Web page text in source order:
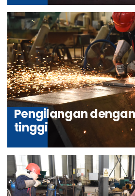
Pengilangan
tinggi